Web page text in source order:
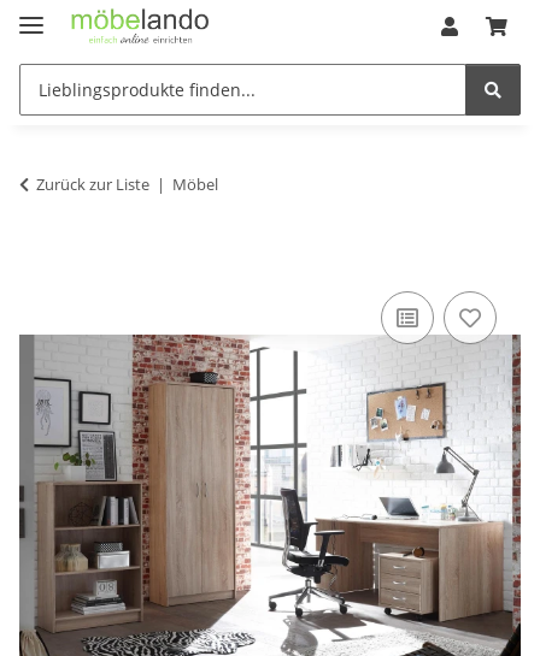
Zurück zur Liste Möbel